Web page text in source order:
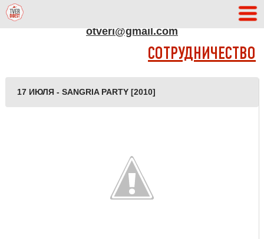
otveri@gmail.com
СОТРУДНИЧЕСТВО
17 ИЮЛЯ - SANGRIA PARTY [2010]